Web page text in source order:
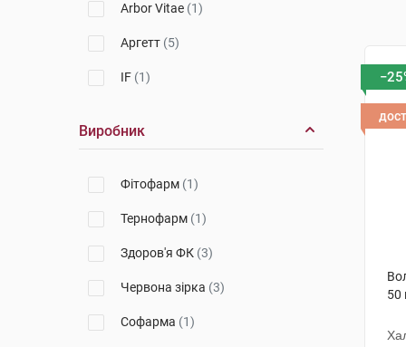
Arbor Vitae (1)
Аргетт (5)
IF (1)
Виробник
Фітофарм (1)
Тернофарм (1)
Здоров'я ФК (3)
Червона зірка (3)
Софарма (1)
50